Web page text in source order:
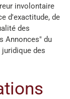
involontaire
d'exactitude, de
des
Annonces" du
des